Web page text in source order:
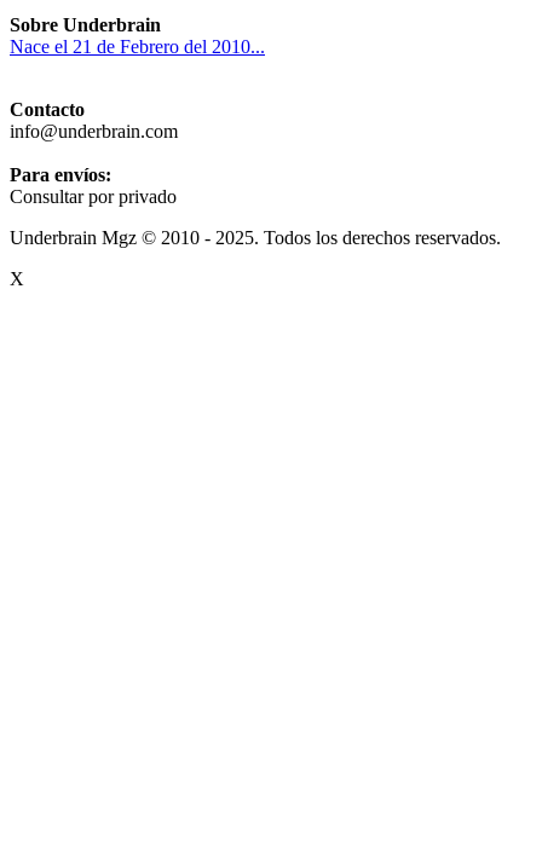
Sobre Underbrain
Nace el 21 de Febrero del 2010...
Contacto
info@underbrain.com
Para envíos:
Consultar por privado
Underbrain Mgz © 2010 - 2025. Todos los derechos reservados.
X